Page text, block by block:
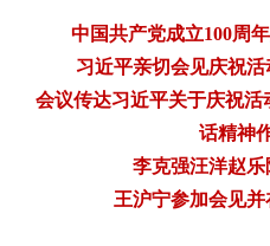
中国共产党成立100周
习近平亲切会见庆祝
会议传达习近平关于庆祝
话精神
李克强汪洋赵
王沪宁参加会见